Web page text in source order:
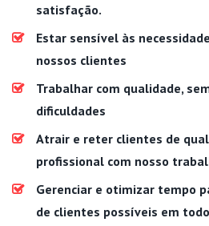
satisfação.
Estar sensível às
nossos clientes
Trabalhar com qualidade,
dificuldades
Atrair e reter clientes de
profissional com nosso
Gerenciar e otimizar tempo
de clientes possíveis em